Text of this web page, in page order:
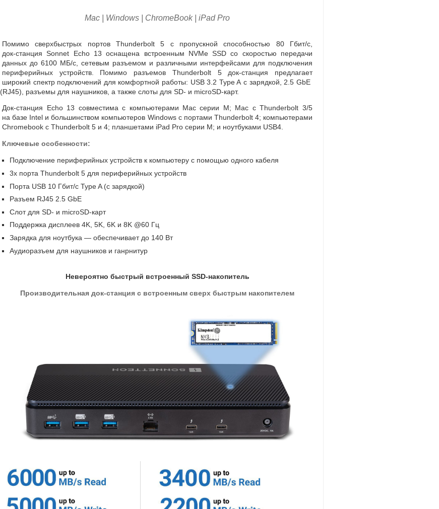
Mac | Windows | ChromeBook | iPad Pro
Помимо сверхбыстрых портов Thunderbolt 5 с пропускной способностью 80 Гбит/с,
док-станция Sonnet Echo 13 оснащена встроенным NVMe SSD со скоростью передачи
данных до 6100 МБ/с, сетевым разъемом и различными интерфейсами для подключения
периферийных устройств. Помимо разъемов Thunderbolt 5док-станция предлагает
широкий спектр подключений для комфортной работы: USB 3.2 Type A c зарядкой, 2.5 GbE
(RJ45), разъемы для наушников, а также слоты для SD- и microSD-карт.
Док-станция Echo 13 совместима с компьютерами Mac серии M; Mac с Thunderbolt 3/5
на базе Intel и большинством компьютеров Windows с портами Thunderbolt 4; компьютерами
Chromebook с Thunderbolt 5 и 4; планшетами iPad Pro серии M; и ноутбуками USB4.
Ключевые особенности:
Подключение периферийных устройств к компьютеру с помощью одного кабеля
3х порта Thunderbolt 5 для периферийных устройств
Порта USB 10 Гбит/с Type A (с зарядкой)
Разъем RJ45 2.5 GbE
Слот для SD- и microSD-карт
Поддержка дисплеев 4K, 5K, 6K и 8K @60 Гц
Зарядка для ноутбука — обеспечивает до 140 Вт
Аудиоразъем для наушников и ганрнитур
Невероятно быстрый встроенный SSD-накопитель
Производительная док-станция с встроенным сверх быстрым накопителем